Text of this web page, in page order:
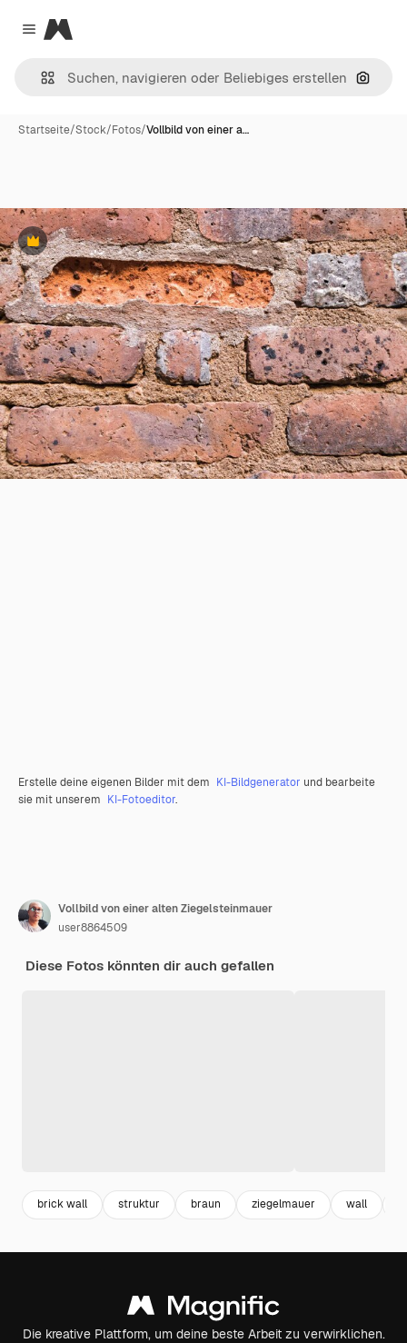
Close menu
Magnific
Nach
Startseite/Stock/Fotos/Vollbild von einer a…
Premium
Erstelle deine eigenen Bilder mit dem KI-Bildgenerator und bearbeite
sie mit unserem KI-Fotoeditor.
Vollbild von einer alten Ziegelsteinmauer
user8864509
Diese Fotos könnten dir auch gefallen
brick wall struktur braun ziegelmauer wall
Die kreative Plattform, um deine beste Arbeit zu verwirklichen.